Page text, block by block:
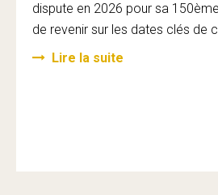
dispute en 2026 pour sa
de revenir sur les dates clés de
Lire la suite